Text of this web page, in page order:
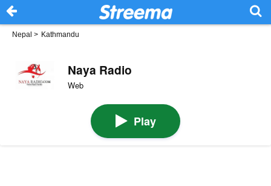
Nepal > Kathmandu
Naya Radio
Web
Play